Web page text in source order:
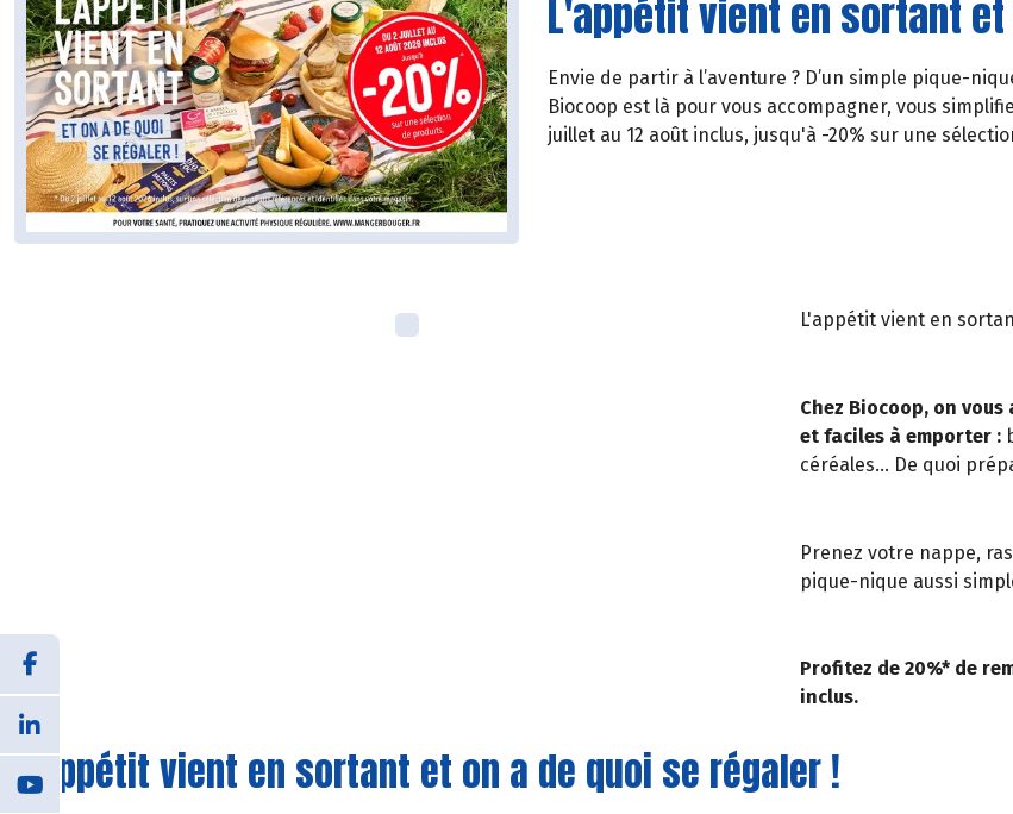
L'appétit vient en sortant
Envie de partir à l’aventure ? D’un simple pique-
Biocoop est là pour vous accompagner, vous
juillet au 12 août inclus, jusqu'à -20% sur une
L'appétit vient en
Chez Biocoop, on
et faciles à emporter :
céréales... De quoi
Prenez votre nappe,
pique-nique aussi
Profitez de 20%* de
inclus.
L'appétit vient en sortant et on a de quoi se régaler !